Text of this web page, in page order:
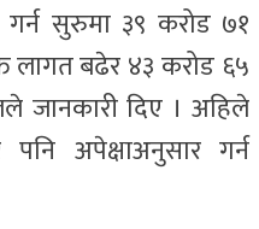
सुरुमा ३९ करोड ७१
लागत बढेर ४३ करोड ६५
जानकारी दिए । अहिले
अपेक्षाअनुसार गर्न